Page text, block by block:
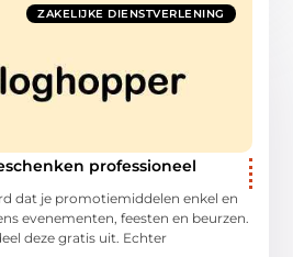
ZAKELIJKE DIENSTVERLENING
professioneel
dat je promotiemiddelen enkel en
evenementen, feesten en beurzen.
deze gratis uit. Echter